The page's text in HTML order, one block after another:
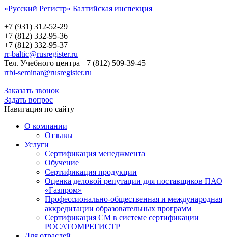
«Русский Регистр» Балтийская инспекция
+7 (931) 312-52-29
+7 (812) 332-95-36
+7 (812) 332-95-37
rr-baltic@rusregister.ru
Тел. Учебного центра +7 (812) 509-39-45
rrbi-seminar@rusregister.ru
Заказать звонок
Задать вопрос
Навигация по сайту
О компании
Отзывы
Услуги
Сертификация менеджмента
Обучение
Сертификация продукции
Оценка деловой репутации для поставщиков ПАО
«Газпром»
Профессионально-общественная и международная
аккредитации образовательных программ
Сертификация СМ в системе сертификации
РОСАТОМРЕГИСТР